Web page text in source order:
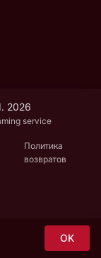
2026
service
Политика
возвратов
OK